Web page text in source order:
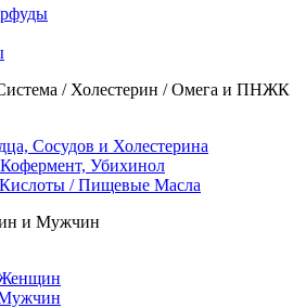
/ Холестерин / Омега и ПНЖК
Сосудов и Холестерина
Убихинол
/ Пищевые Масла
и Мужчин